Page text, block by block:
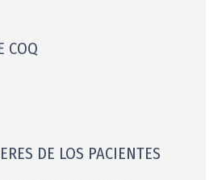
COQ
DE LOS PACIENTES